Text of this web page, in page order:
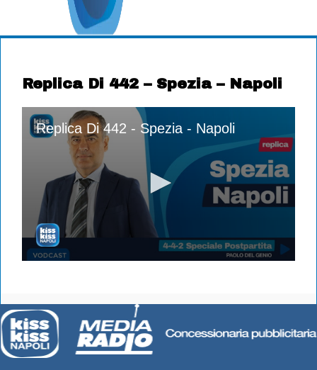
Replica Di 442 – Spezia – Napoli
Replica Di 442 - Spezia - Napoli
hour,
56
minutes,
55
seconds